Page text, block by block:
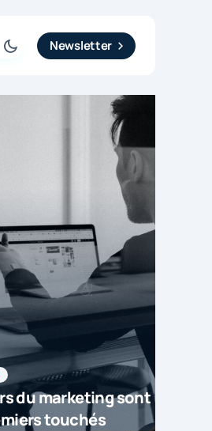
Newsletter
du marketing sont
touchés